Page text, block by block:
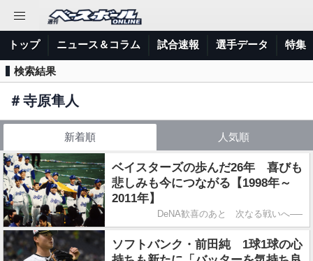
トップ ニュース＆コラム 試合速報 選手データ 特集
検索結果
＃寺原隼人
新着順 人気順
ベイスターズの歩んだ26年 喜びも
悲しみも今につながる【1998年～
2011年】
DeNA歓喜のあと 次なる戦いへ──
ソフトバンク・前田純 1球1球の心